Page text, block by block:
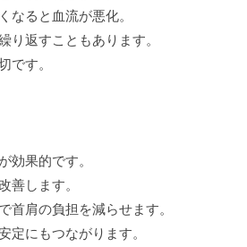
なると血流が悪化。
り返すこともあります。
です。
効果的です。
善します。
首肩の負担を減らせます。
定にもつながります。